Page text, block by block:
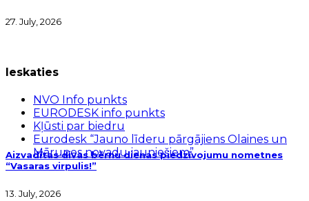
27. July, 2026
Aizvadītas divas bērnu dienas piedzīvojumu nometnes
“Vasaras virpulis!”
13. July, 2026
Ieskaties
NVO Info punkts
EURODESK info punkts
Kļūsti par biedru
Eurodesk “Jauno līderu pārgājiens Olaines un
Mārupes novadu jauniešiem”